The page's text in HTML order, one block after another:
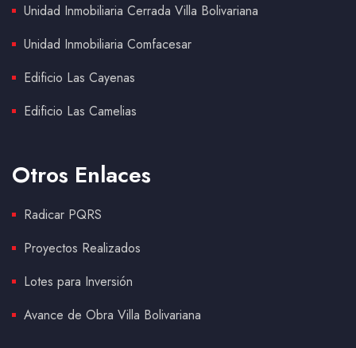
Unidad Inmobiliaria Cerrada Villa Bolivariana
Unidad Inmobiliaria Comfacesar
Edificio Las Cayenas
Edificio Las Camelias
Otros Enlaces
Radicar PQRS
Proyectos Realizados
Lotes para Inversión
Avance de Obra Villa Bolivariana